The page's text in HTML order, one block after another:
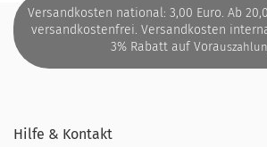
Versandkosten national: 3,00 Euro. Ab
versandkostenfrei. Versandkosten
3% Rabatt auf Vora
Hilfe & Kontakt